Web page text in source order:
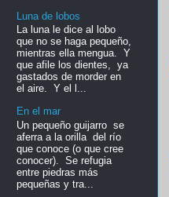
Luna de lobos
La luna le dice al lobo
que no se haga pequeño,
mientras ella mengua. Y
que afile los dientes, ya
gastados de morder en
el aire. Y el l...
En el mar
Un pequeño guijarro se
aferra a la orilla del río
que conoce (o que cree
conocer). Se refugia
entre piedras más
pequeñas y tra...